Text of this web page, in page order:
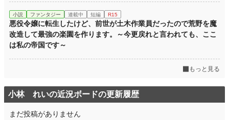
小説 ファンタジー 連載中 短編 R15
悪役令嬢に転生したけど、前世が土木作業員だったので荒野を魔
改造して最強の楽園を作ります。～今更戻れと言われても、ここ
は私の帝国です～
もっと見る
小林 れいの近況ボードの更新履歴
まだ投稿がありません